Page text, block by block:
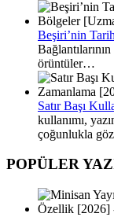
Beşiri’nin
örüntüler…
Satır Başı
kullanımı,
çoğunlukla
POPÜLER